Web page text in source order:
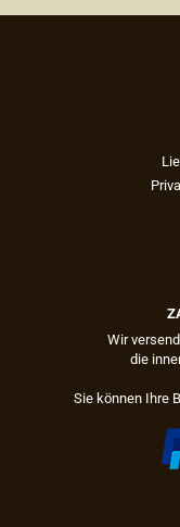
Wir
die
Sie können Ihre